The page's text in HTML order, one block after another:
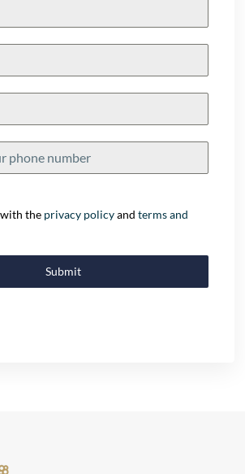
with the privacy policyandterms and
Submit